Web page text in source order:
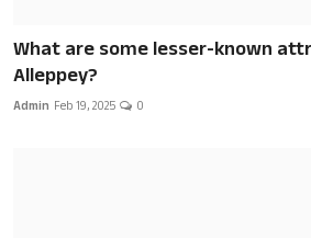
What are some lesser-known
Alleppey?
Admin Feb 19, 2025 0